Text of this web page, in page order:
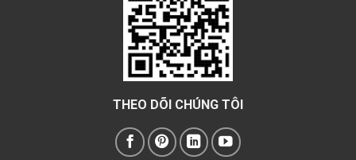
THEO DÕI CHÚNG TÔI